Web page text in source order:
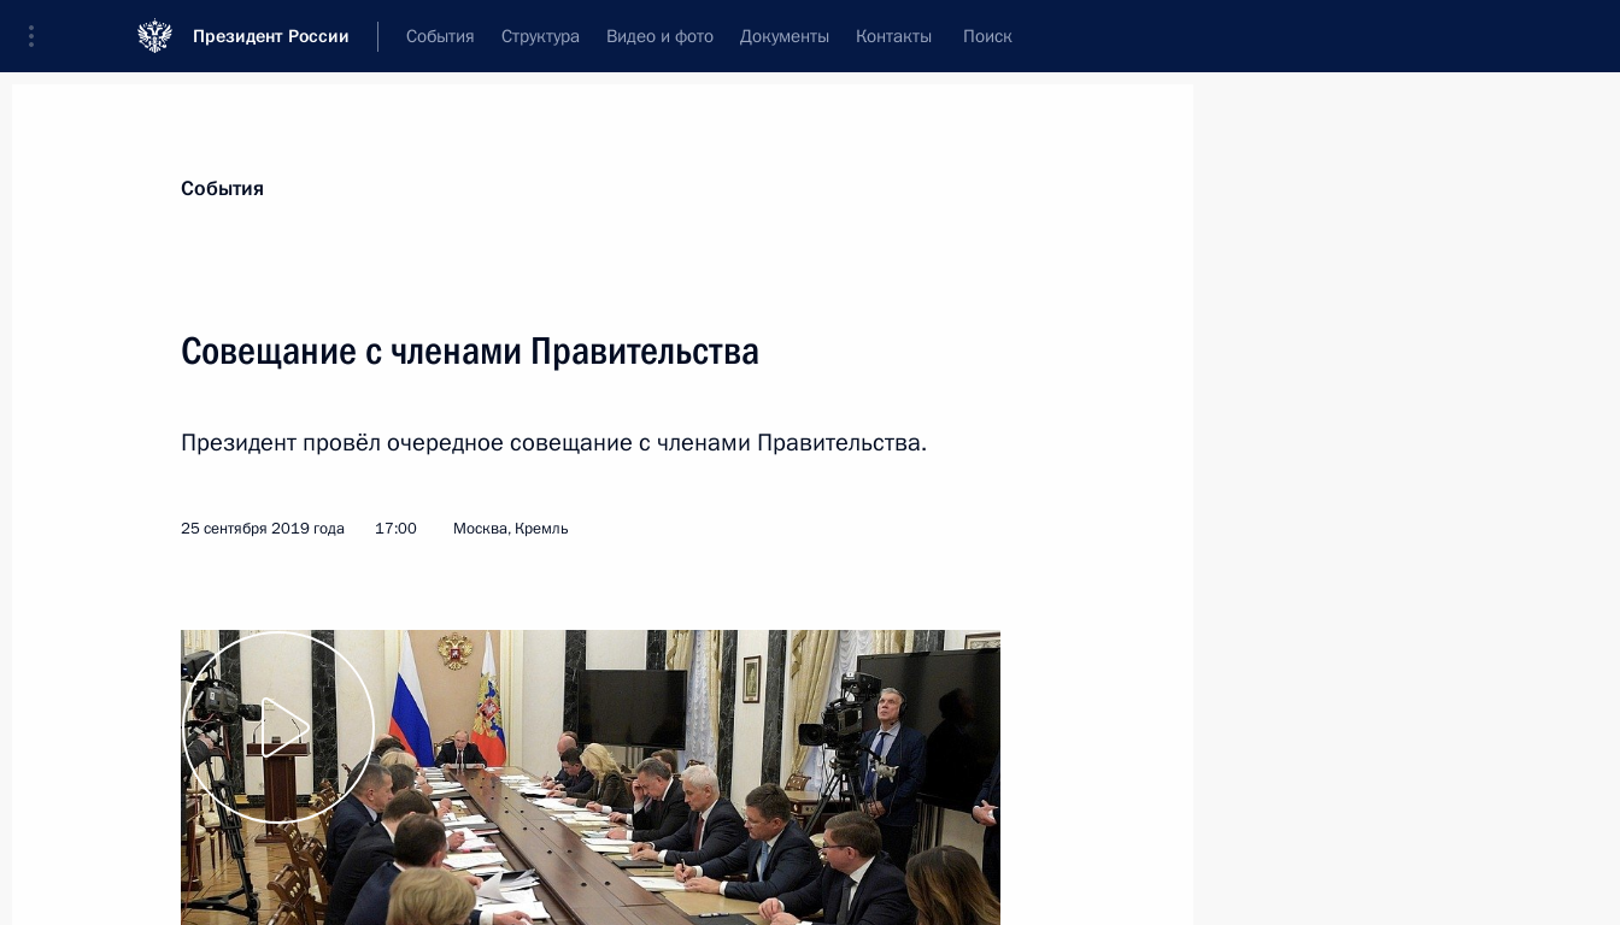
Президент России События Структура Видео и фото Документы Контакты Поиск
Биография Лента событий Подписаться на ленту
Совещание по вопросам ликвидации последствий паводков
11 апреля 2024 года, 17:00
Совещание по развитию речного судоходства
20 июня 2023 года, 19:05
События
Совещание с членами Правительства
Президент провёл очередное совещание с членами Правительства.
25 сентября 2019 года 17:00 Москва, Кремль